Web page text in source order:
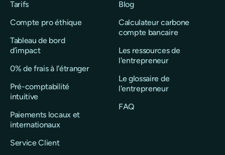
Tarifs
Compte pro éthique
Tableau de bord
d’impact
0% de frais à l'étranger
Pré-comptabilité
intuitive
Paiements locaux et
internationaux
Service Client
Blog
Calculateur carbone
compte bancaire
Les ressources de
l'entrepreneur
Le glossaire de
l'entrepreneur
FAQ